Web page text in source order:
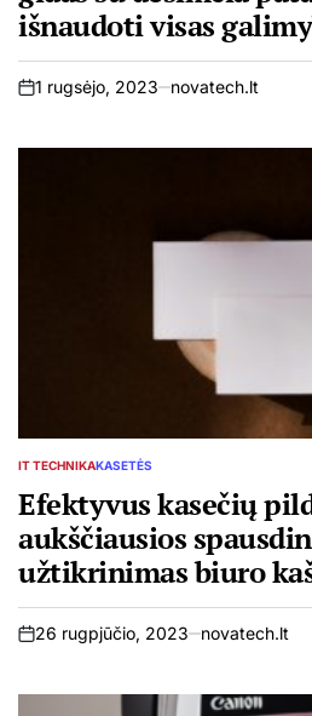
išnaudoti visas
on
1 rugsėjo, 2023 novatech.lt
POSTED
IT TECHNIKAKASETĖS
Efektyvus kasečių
aukščiausios
užtikrinimas biuro
optimizavimui
on
26 rugpjūčio, 2023 novatech.lt